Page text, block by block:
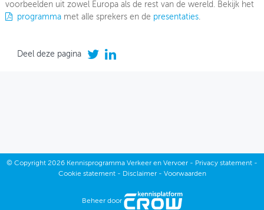
voorbeelden uit zowel Europa als de rest van de wereld. Bekijk het
programmamet alle sprekers en de presentaties.
Deel deze pagina
© Copyright 2026 Kennisprogramma Verkeer en Vervoer - Privacy statement -
Cookie statement- Disclaimer- Voorwaarden
Beheer door